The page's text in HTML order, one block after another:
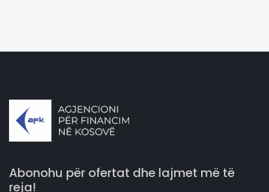
Abonohu për ofertat dhe lajmet më të
reja!